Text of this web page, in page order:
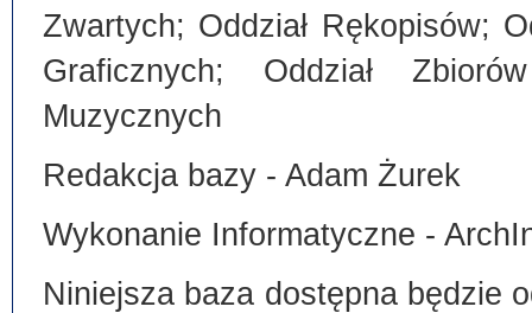
Zwartych; Oddział Rękopisów;
Graficznych; Oddział
Muzycznych
Redakcja bazy - Adam Żurek
Wykonanie Informatyczne -
Niniejsza baza dostępna będzie